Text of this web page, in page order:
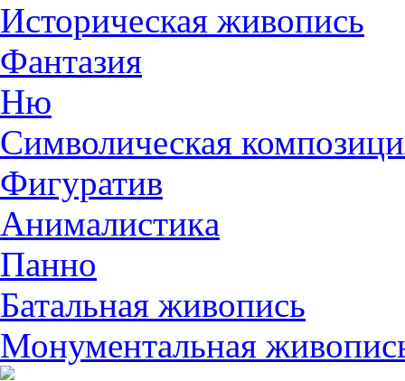
Историческая живопись
Фантазия
Ню
Символическая
Фигуратив
Анималистикa
Панно
Батальная живопись
Монументальная